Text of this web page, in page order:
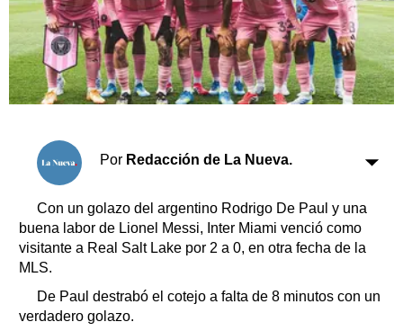
Turismo
Salud
Es viral
El tiempo
Fúnebres
Clasificados
Suplementos
Servicios
Farmacias
Loterías
Por Redacción de La Nueva.
Con un golazo del argentino Rodrigo De Paul y una
buena labor de Lionel Messi, Inter Miami venció como
visitante a Real Salt Lake por 2 a 0, en otra fecha de la
MLS.
De Paul destrabó el cotejo a falta de 8 minutos con un
verdadero golazo.